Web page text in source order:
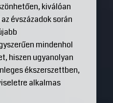
kiválóan
évszázadok során
mindenhol
hiszen ugyanolyan
ékszerszettben,
alkalmas